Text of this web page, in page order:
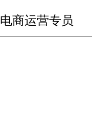
电商运营专员